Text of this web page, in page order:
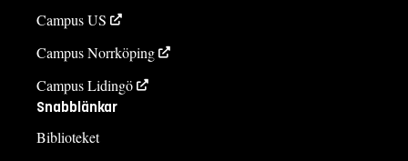
Campus US
Campus Norrköping
Campus Lidingö
Snabblänkar
Biblioteket